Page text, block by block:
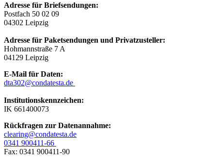
Adresse für Briefsendungen:
Postfach 50 02 09
04302 Leipzig
Adresse für Paketsendungen und Privatzusteller:
Hohmannstraße 7 A
04129 Leipzig
E-Mail für Daten:
dta302@condatesta.de
Institutionskennzeichen:
IK 661400073
Rückfragen zur Datenannahme:
clearing@condatesta.de
0341 900411-66
Fax: 0341 900411-90